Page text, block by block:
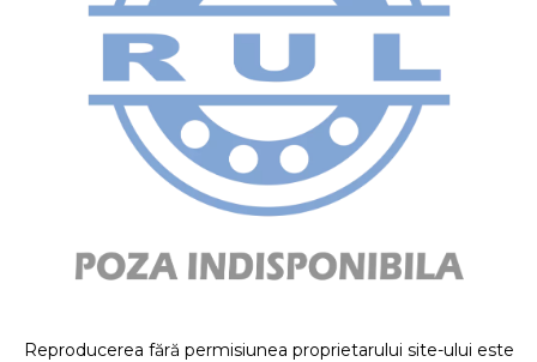
Reproducerea fără permisiunea proprietarului site-ului este